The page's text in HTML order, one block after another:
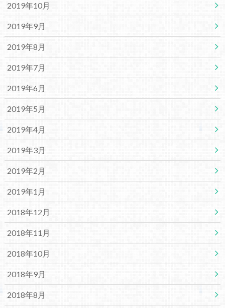
2019年10月
2019年9月
2019年8月
2019年7月
2019年6月
2019年5月
2019年4月
2019年3月
2019年2月
2019年1月
2018年12月
2018年11月
2018年10月
2018年9月
2018年8月